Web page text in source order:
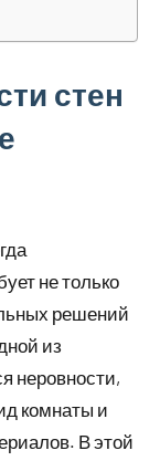
стен
не только
решений
из
неровности,
комнаты и
В этой